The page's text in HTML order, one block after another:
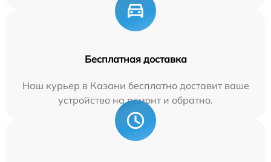
Бесплатная доставка
Наш курьер в Казани бесплатно доставит ваше
устройство на ремонт и обратно.